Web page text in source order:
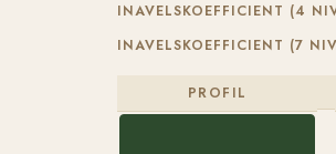
INAVELSKOEFFICIENT (4
INAVELSKOEFFICIENT (7
PROFIL